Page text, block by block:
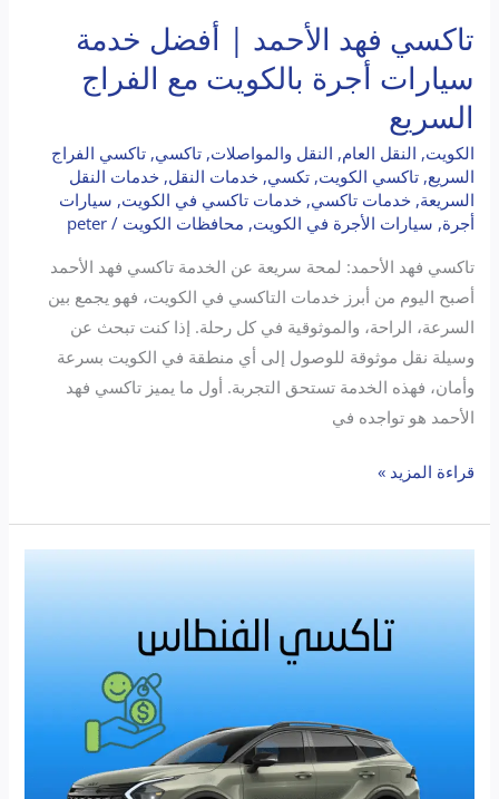
تاكسي فهد الأحمد | أفضل خدمة
سيارات أجرة بالكويت مع الفراج
السريع
الكويت, النقل العام, النقل والمواصلات,تاكسي,تاكسي الفراج
السريع,تاكسي الكويت,تكسي,خدمات النقل,خدمات النقل
السريعة,خدمات تاكسي,خدمات تاكسي في الكويت, سيارات
أجرة, سيارات الأجرة في الكويت, محافظات الكويت /
peter
تاكسي فهد الأحمد: لمحة سريعة عن الخدمة تاكسي فهد الأحمد
أصبح اليوم من أبرز خدمات التاكسي في الكويت، فهو يجمع بين
السرعة، الراحة، والموثوقية في كل رحلة. إذا كنت تبحث عن
وسيلة نقل موثوقة للوصول إلى أي منطقة في الكويت بسرعة
وأمان، فهذه الخدمة تستحق التجربة. أول ما يميز تاكسي فهد
الأحمد هو تواجده في
قراءة المزيد »